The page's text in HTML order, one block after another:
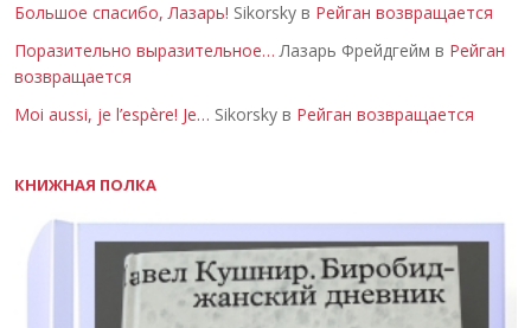
Большое спасибо, Лазарь! Sikorsky в Рейган возвращается
Поразительно выразительное… Лазарь Фрейдгейм в Рейган
возвращается
Moi aussi, je l’espère! Je… Sikorsky в Рейган возвращается
КНИЖНАЯ ПОЛКА